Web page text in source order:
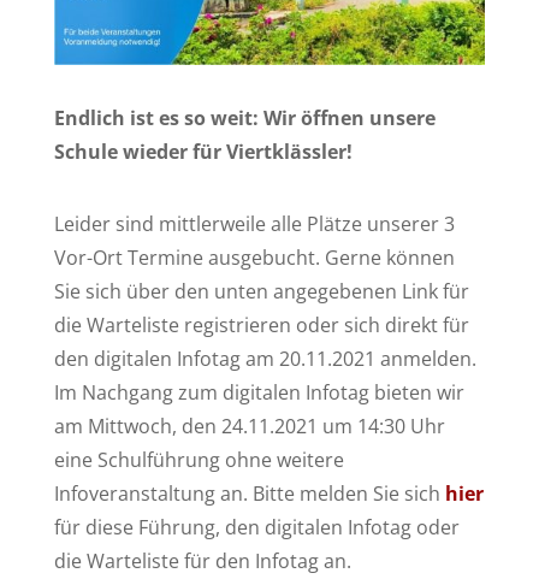
Endlich ist es so weit: Wir öffnen unsere
Schule wieder für Viertklässler!
Leider sind mittlerweile alle Plätze unserer 3
Vor-Ort Termine ausgebucht. Gerne können
Sie sich über den unten angegebenen Link für
die Warteliste registrieren oder sich direkt für
den digitalen Infotag am 20.11.2021 anmelden.
Im Nachgang zum digitalen Infotag bieten wir
am Mittwoch, den 24.11.2021 um 14:30 Uhr
eine Schulführung ohne weitere
Infoveranstaltung an. Bitte melden Sie sich hier
für diese Führung, den digitalen Infotag oder
die Warteliste für den Infotag an.